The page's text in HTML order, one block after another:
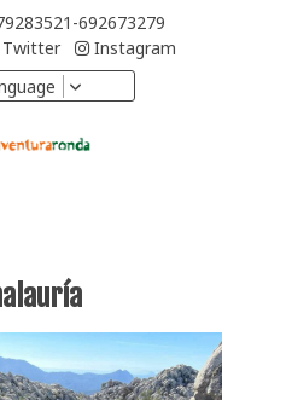
692673279
Twitter
Instagram